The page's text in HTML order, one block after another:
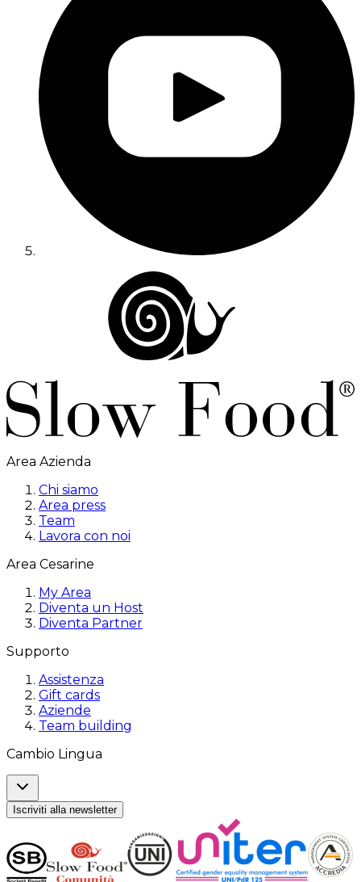
Area Azienda
Chi siamo
Area press
Team
Lavora con noi
Area Cesarine
My Area
Diventa un Host
Diventa Partner
Supporto
Assistenza
Gift cards
Aziende
Team building
Cambio Lingua
Iscriviti alla newsletter